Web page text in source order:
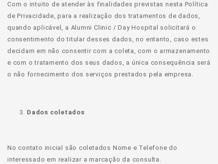
Com o intuito de atender às finalidades previstas nesta Política
de Privacidade, para a realização dos tratamentos de dados,
quando aplicável, a Alumni Clinic / Day Hospital solicitará o
consentimento do titular desses dados, no entanto, caso estes
decidam em não consentir com a coleta, com o armazenamento
e com o tratamento dos seus dados, a única consequência será
o não fornecimento dos serviços prestados pela empresa.
Dados coletados
No contato inicial são coletados Nome e Telefone do
interessado em realizar a marcação da consulta.